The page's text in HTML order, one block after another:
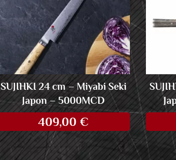
SUJIHKI 24 cm – Miyabi Seki
Japon – 5000MCD
409,00 €